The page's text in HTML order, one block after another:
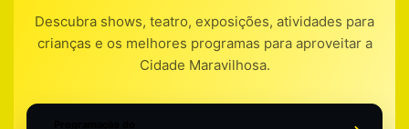
Descubra shows, teatro, exposições, atividades para
crianças e os melhores programas para aproveitar a
Cidade Maravilhosa.